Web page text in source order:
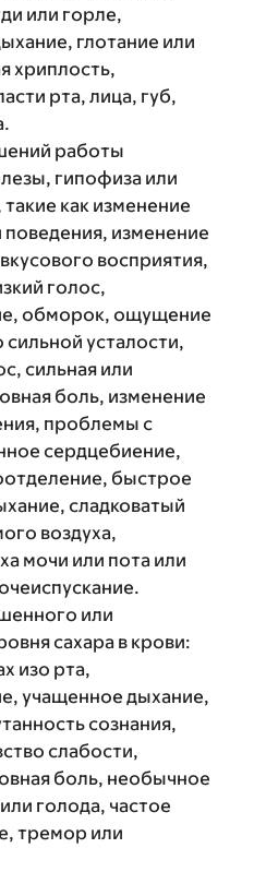
или горле,
глотание или
хриплость,
рта, лица, губ,
работы
гипофиза или
как изменение
поведения, изменение
восприятия,
голос,
обморок, ощущение
сильной усталости,
сильная или
боль, изменение
проблемы с
сердцебиение,
быстрое
сладковатый
воздуха,
мочи или пота или
или
сахара в крови:
изо рта,
учащенное дыхание,
сознания,
слабости,
боль, необычное
голода, частое
тремор или